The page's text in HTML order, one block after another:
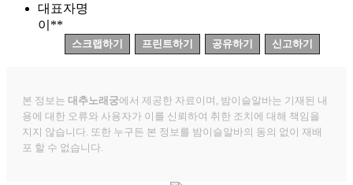
대표자명
이**
스크랩하기 프린트하기 공유하기 신고하기
본 정보는 대추노래궁에서 제공한 자료이며, 밤이슬알바는 기재된 내
용에 대한 오류와 사용자가 이를 신뢰하여 취한 조치에 대해 책임을
지지 않습니다. 또한 누구든 본 정보를 밤이슬알바의 동의 없이 재배
포 할 수 없습니다.